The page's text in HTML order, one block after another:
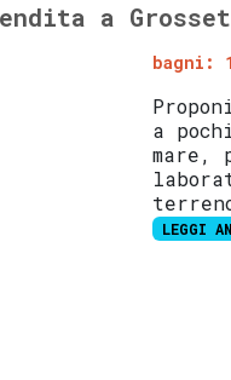
a
bagni: 1
a
mare,
LEGGI